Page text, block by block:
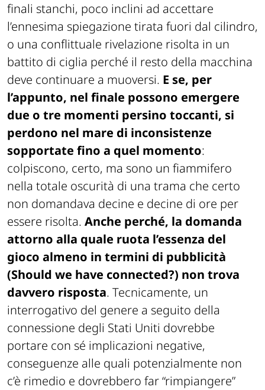
finali stanchi, poco inclini ad accettare
l’ennesima spiegazione tirata fuori dal cilindro,
o una conflittuale rivelazione risolta in un
battito di ciglia perché il resto della macchina
deve continuare a muoversi. E se, per
l’appunto, nel finale possono emergere
due o tre momenti persino toccanti, si
perdono nel mare di inconsistenze
sopportate fino a quel momento:
colpiscono, certo, ma sono un fiammifero
nella totale oscurità di una trama che certo
non domandava decine e decine di ore per
essere risolta. Anche perché, la domanda
attorno alla quale ruota l’essenza del
gioco almeno in termini di pubblicità
(Should we have connected?) non trova
davvero risposta. Tecnicamente, un
interrogativo del genere a seguito della
connessione degli Stati Uniti dovrebbe
portare con sé implicazioni negative,
conseguenze alle quali potenzialmente non
c’è rimedio e dovrebbero far “rimpiangere”